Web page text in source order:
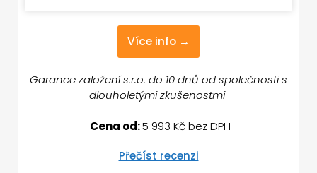
Více info →
Garance založení s.r.o. do 10 dnů od společnosti s
dlouholetými zkušenostmi
Cena od:5 993 Kč bez DPH
Přečíst recenzi